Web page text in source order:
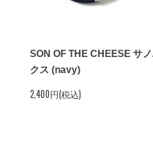
SON OF THE CHEESE サ
クス (navy)
2,400円(税込)